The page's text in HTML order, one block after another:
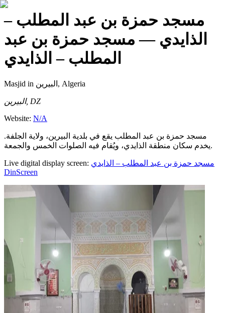
مسجد حمزة بن عبد المطلب –
الذايدي — مسجد حمزة بن عبد
المطلب – الذايدي
Masjid in البيرين, Algeria
البيرين, DZ
Website: N/A
مسجد حمزة بن عبد المطلب يقع في بلدية البيرين، ولاية الجلفة.
يخدم سكان منطقة الذايدي، ويُقام فيه الصلوات الخمس والجمعة.
Live digital display screen: مسجد حمزة بن عبد المطلب – الذايدي
DinScreen